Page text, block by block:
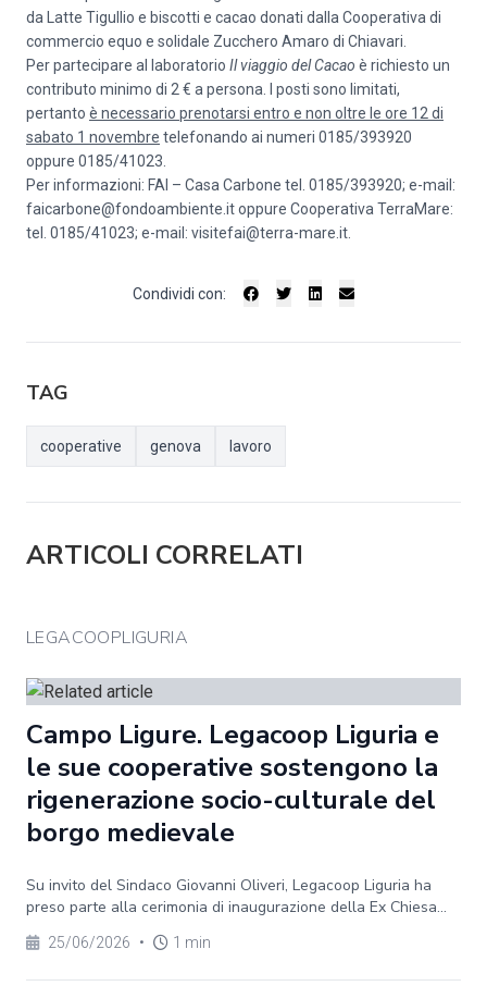
da Latte Tigullio e biscotti e cacao donati dalla Cooperativa di
commercio equo e solidale Zucchero Amaro di Chiavari.
Per partecipare al laboratorio Il viaggio del Cacao è richiesto un
contributo minimo di 2 € a persona. I posti sono limitati,
pertanto è necessario prenotarsi entro e non oltre le ore 12 di
sabato 1 novembre telefonando ai numeri 0185/393920
oppure 0185/41023.
Per informazioni: FAI – Casa Carbone tel. 0185/393920; e-mail:
faicarbone@fondoambiente.itoppure Cooperativa TerraMare:
tel. 0185/41023; e-mail: visitefai@terra-mare.it
Condividi con:
TAG
cooperative genova lavoro
ARTICOLI CORRELATI
LEGACOOPLIGURIA
Campo Ligure. Legacoop Liguria e
le sue cooperative sostengono la
rigenerazione socio-culturale del
borgo medievale
Su invito del Sindaco Giovanni Oliveri, Legacoop Liguria ha
preso parte alla cerimonia di inaugurazione della Ex Chiesa...
25/06/2026 • 1 min